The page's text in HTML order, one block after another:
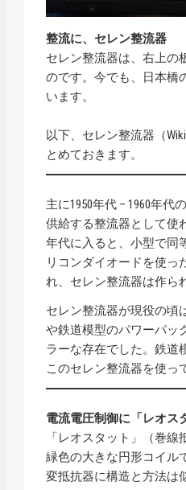
整流に、セレン整流器
セレン整流器は、右上の
のです。今でも、日本橋
います。
以下、 セレン整流器（
とめておきます。
主に1950年代 – 1960年代
供給する整流器として使
年代に入ると、小型で同
リコンダイオードを使っ
れ、セレン整流器は作ら
セレン整流器が現役の頃
や鉄道模型のパワーパッ
ラーな存在でした。鉄道
このセレン整流器を使っ
電流電圧制御に「レオス
「レオスタット」（巻
緑色の大きな円形コイル
変抵抗器に構造と方法は